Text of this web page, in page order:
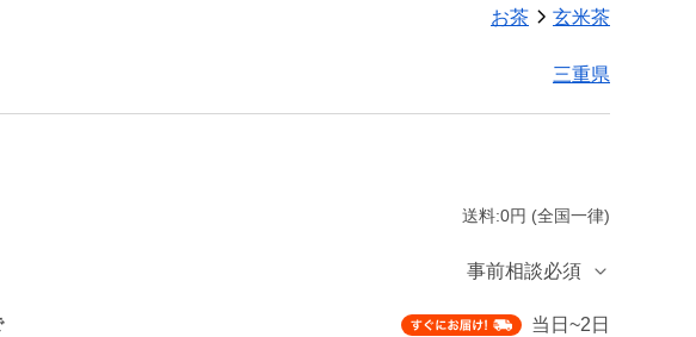
お茶 玄米茶
三重県
送料:0円 (全国一律)
事前相談必須
当日~2日